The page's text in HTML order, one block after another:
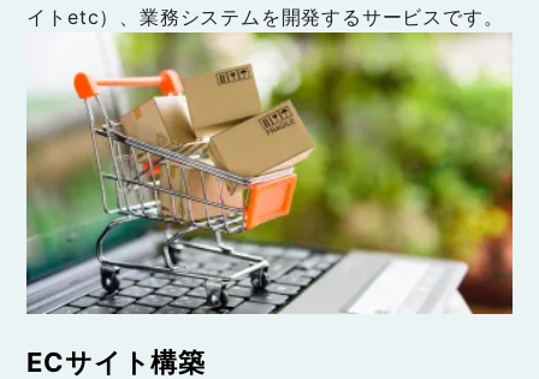
イトetc）、業務システムを開発するサービスです。
ECサイト構築